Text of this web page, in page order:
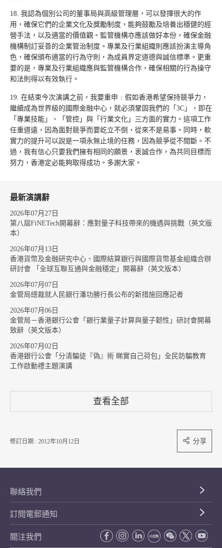
18. 我認為個別公司的董事局與高級管理層，可以發揮很大的作
用，確保它們的企業文化及獎勵制度，能夠鼓勵及培養出穩健的經
營手法，以及適當的價值觀。監管機構亦應該做好本份，確保金融
機構制訂妥善的企業管治制度。專業及行業組織則應該扮演主導角
色，確保頒布適當的行為守則，為成員界定道德與誠信標準。更重
要的是，專業及行業組織應與監管機構合作，確保相關的行為操守
和法則得以有效執行。
19. 在結束今次演講之前，我要重申﹕假如香港希望保持競爭力，
繼續成為世界級的國際金融中心，就必須鞏固我們的「3C」，即在
「專業技能」、「管控」與「行業文化」三方面的實力。這項工作
任重道遠，因為面對競爭而要屹立不倒，從來不是易事。同時，軟
實力的提升可以說是一項永無止境的任務，因為競爭從不間斷。不
過，我有信心只要我們擁有相同的願景，衷誠合作，為共同目標而
努力，香港定必能夠取得成功。多謝大家。
最新演講辭
2026年07月27日
第八屆FiNETech開幕辭：應對量子科技帶來的機遇與挑戰（英文版
本）
2026年07月13日
香港貨幣及金融研究中心、國際結算銀行與國際貨幣基金組織合辦
研討會 「全球互聯互通與金融穩定」開幕辭（英文版本）
2026年07月07日
金管局總裁就人民銀行潘功勝行長公布的新措施回應記者
2026年07月06日
金管局－香港銀行公會「銀行業量子計算與量子韌性」研討會開幕
致辭（英文版本）
2026年07月02日
香港銀行公會「分清騙徒『偽』術 睇實自己荷包」全民防騙教育
工作啟動禮主題演講
查看全部
修訂日期 : 2012年10月12日 分享
聯絡我們
訂閱電郵通知
關注我們